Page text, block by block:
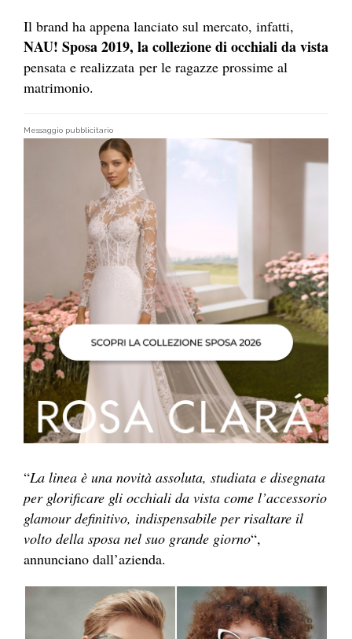
Il brand ha appena lanciato sul mercato, infatti,
NAU! Sposa 2019, la collezione di occhiali da vista
pensata e realizzata per le ragazze prossime al
matrimonio.
Messaggio pubblicitario
“La linea è una novità assoluta, studiata e disegnata
per glorificare gli occhiali da vista come l’accessorio
glamour definitivo, indispensabile per risaltare il
volto della sposa nel suo grande giorno“,
annunciano dall’azienda.